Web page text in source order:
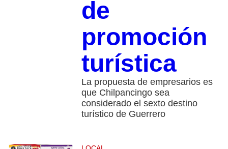
de
promoción
turística
La propuesta de empresarios es
que Chilpancingo sea
considerado el sexto destino
turístico de Guerrero